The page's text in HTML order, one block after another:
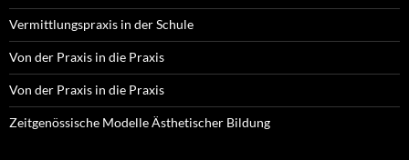
Vermittlungspraxis in der Schule
Von der Praxis in die Praxis
Von der Praxis in die Praxis
Zeitgenössische Modelle Ästhetischer Bildung